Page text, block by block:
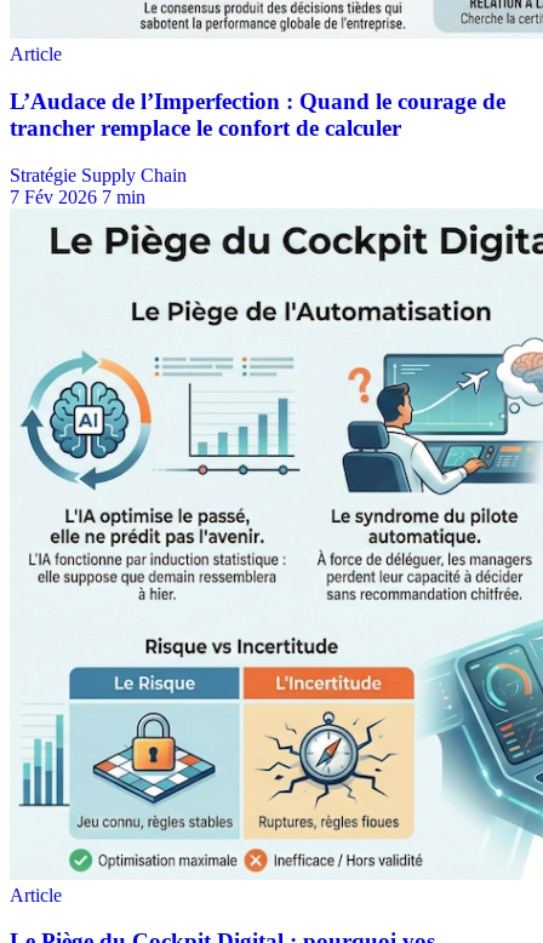
Stratégie Supply Chain
7 Fév 2026 7 min